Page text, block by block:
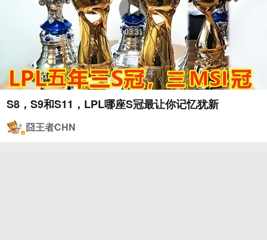
03:31
S8，S9和S11，LPL哪座S冠最让你记忆犹新
囧王者CHN